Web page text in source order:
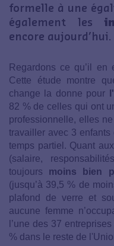
formelle à une
également les
encore aujourd’hui.
Regardons ce qu’il en
Cette étude montre
change la donne pour
82 % de celles qui ont
professionnelle, elles
travailler avec 3
temps partiel. Quant
(salaire,
toujours moins bien
(jusqu’à 39,5 % de
plafond de verre et
aucune femme
l’une des 37
% dans le reste de